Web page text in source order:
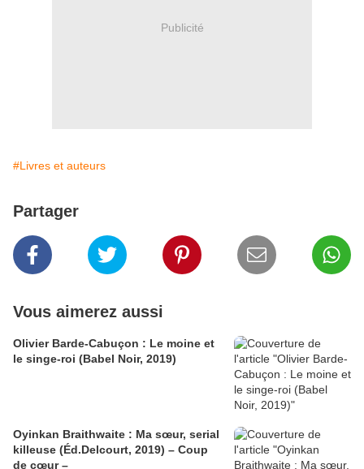
Publicité
#Livres et auteurs
Partager
Vous aimerez aussi
Olivier Barde-Cabuçon : Le moine et
le singe-roi (Babel Noir, 2019)
Oyinkan Braithwaite : Ma sœur, serial
killeuse (Éd.Delcourt, 2019) – Coup
de cœur –